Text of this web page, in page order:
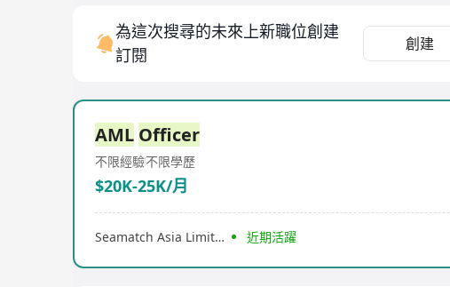
為這次搜尋的未來上新職位創建
訂閱
創建
AML Officer
不限經驗不限學歷
$20K-25K/月
Seamatch Asia Limited 近期活躍